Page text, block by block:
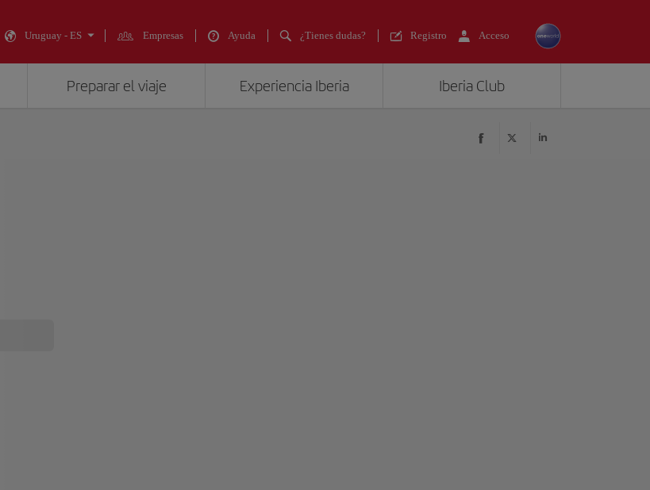
Uruguay - ES Empresas Ayuda ¿Tienes dudas? Registro Acceso
Preparar el viaje Experiencia Iberia Iberia Club